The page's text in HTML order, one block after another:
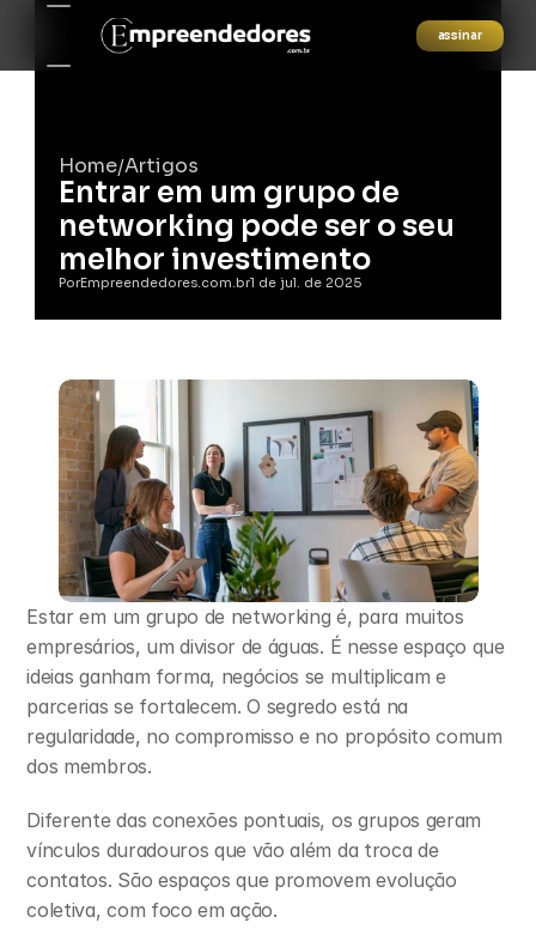
assinar
Home/Artigos
Entrar em um grupo de
networking pode ser o seu
melhor investimento
PorEmpreendedores.com.br1 de jul. de 2025
Estar em um grupo de networking é, para muitos
empresários, um divisor de águas. É nesse espaço que
ideias ganham forma, negócios se multiplicam e
parcerias se fortalecem. O segredo está na
regularidade, no compromisso e no propósito comum
dos membros.
Diferente das conexões pontuais, os grupos geram
vínculos duradouros que vão além da troca de
contatos. São espaços que promovem evolução
coletiva, com foco em ação.